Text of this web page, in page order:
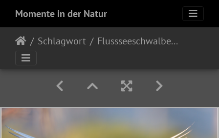
Momente in der Natur
Schlagwort Flussseeschwalbe (Sterna hirundo)